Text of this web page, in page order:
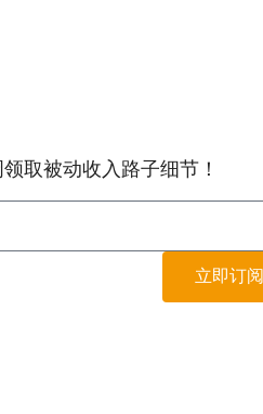
取被动收入路子细节！
立即订阅